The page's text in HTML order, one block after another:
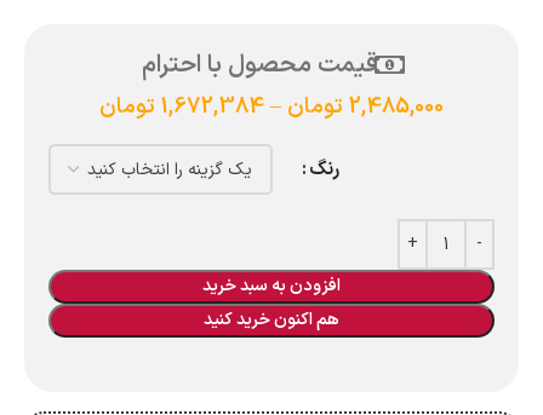
قیمت محصول با احترام
2,485,000 تومان –
1,672,384 تومان
رنگ
افزودن به سبد خرید
هم اکنون خرید کنید